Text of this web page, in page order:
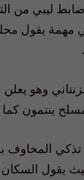
ليبي من
يقول
الزنتاني وهو
المخاوف
يقول